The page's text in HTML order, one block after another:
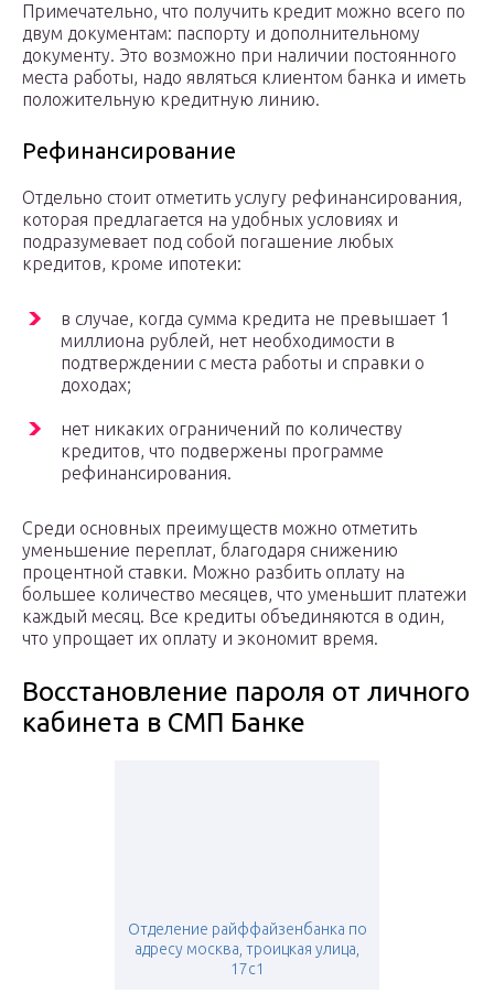
Примечательно, что получить кредит можно всего по
двум документам: паспорту и дополнительному
документу. Это возможно при наличии постоянного
места работы, надо являться клиентом банка и иметь
положительную кредитную линию.
Рефинансирование
Отдельно стоит отметить услугу рефинансирования,
которая предлагается на удобных условиях и
подразумевает под собой погашение любых
кредитов, кроме ипотеки:
в случае, когда сумма кредита не превышает 1
миллиона рублей, нет необходимости в
подтверждении с места работы и справки о
доходах;
нет никаких ограничений по количеству
кредитов, что подвержены программе
рефинансирования.
Среди основных преимуществ можно отметить
уменьшение переплат, благодаря снижению
процентной ставки. Можно разбить оплату на
большее количество месяцев, что уменьшит платежи
каждый месяц. Все кредиты объединяются в один,
что упрощает их оплату и экономит время.
Восстановление пароля от личного
кабинета в СМП Банке
Отделение райффайзенбанка по
адресу москва, троицкая улица,
17с1